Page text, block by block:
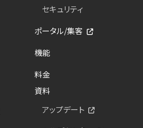
セキュリティ
ポータル/集客
機能
料金
資料
アップデート